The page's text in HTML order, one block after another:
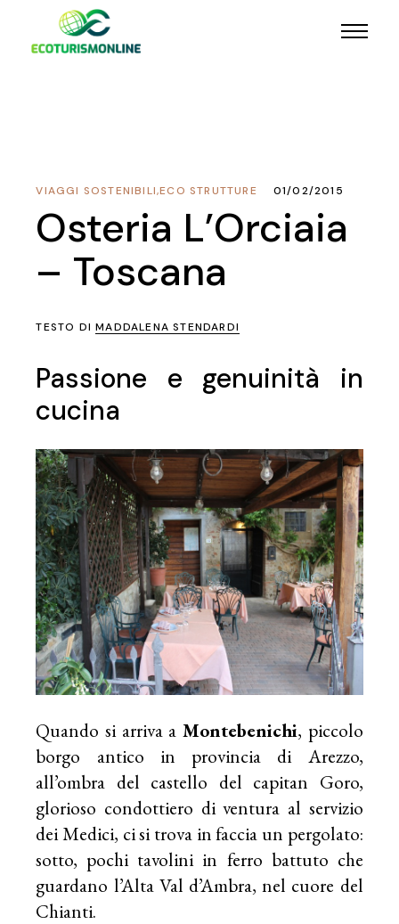
ECO STRUTTURE
,
VIAGGI SOSTENIBILI 01/02/2015
Osteria L’Orciaia
– Toscana
TESTO DIMADDALENA STENDARDI
Passione e genuinità in
cucina
Quando si arriva a Montebenichi, piccolo
borgo antico in provincia di Arezzo,
all’ombra del castello del capitan Goro,
glorioso condottiero di ventura al servizio
dei Medici, ci si trova in faccia un pergolato:
sotto, pochi tavolini in ferro battuto che
guardano l’Alta Val d’Ambra, nel cuore del
Chianti.